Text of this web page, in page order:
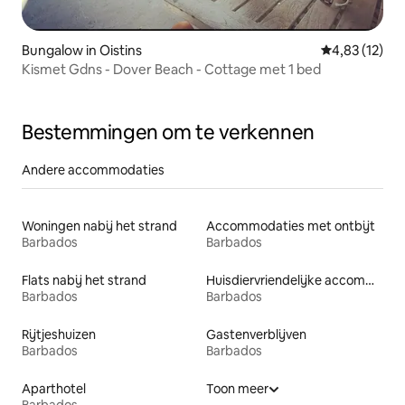
Bungalow in Oistins Gemiddelde
4,83 (12)
Kismet Gdns - Dover Beach - Cottage met 1 bed
Bestemmingen om te verkennen
Andere accommodaties
Woningen nabij het strand
Barbados
Accommodaties met ontbijt
Barbados
Flats nabij het strand
Barbados
Huisdiervriendelijke accommodaties
Barbados
Rijtjeshuizen
Barbados
Gastenverblijven
Barbados
Aparthotel
Toon meer